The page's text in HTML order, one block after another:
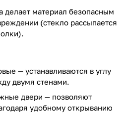
делает материал безопасным
(стекло рассыпается
— устанавливаются в углу
двумя стенами.
двери — позволяют
удобному открыванию